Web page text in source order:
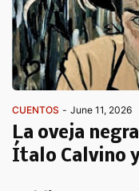
CUENTOS - June 11, 2026
La oveja
Ítalo Calvino